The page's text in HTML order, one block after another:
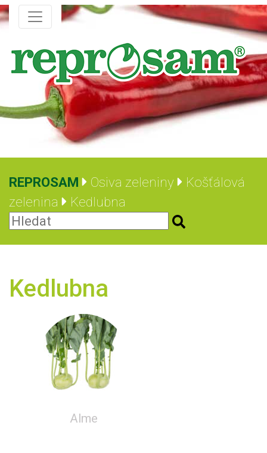
REPROSAM Osiva zeleniny
Košťálová
zelenina
Kedlubna
Kedlubna
Alme